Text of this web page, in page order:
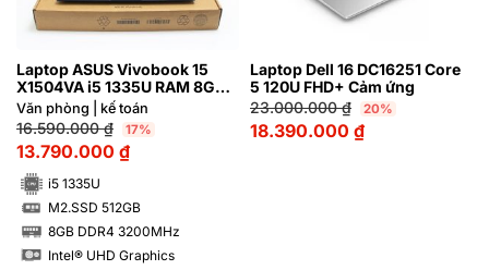
Laptop ASUS Vivobook 15
X1504VA i5 1335U RAM 8GB
M2.SSD 512GB FHD
Văn phòng | kế toán
16.590.000₫ 17%
13.790.000 ₫
i5 1335U
SSD M2.SSD 512GB
RAM
8GB DDR4 3200MHz
Intel® UHD Graphics
Laptop Dell 16 DC16251 Core
5 120U FHD+ Cảm ứng
23.000.000₫ 20%
18.390.000 ₫